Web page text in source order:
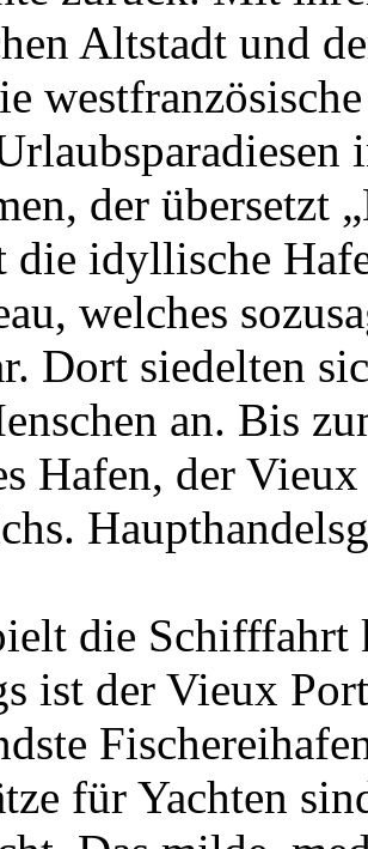
Altstadt und
der übersetzt
die idyllische
welches
Dort siedelten
an. Bis
Hafen, der
die Schifffahrt
ist der Vieux
für Yachten